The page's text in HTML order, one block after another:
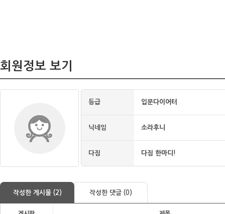
회원정보 보기
등급 입문다이어터
닉네임 소라후니
다짐 다짐 한마디!
작성한 게시물 (2) 작성한 댓글 (0)